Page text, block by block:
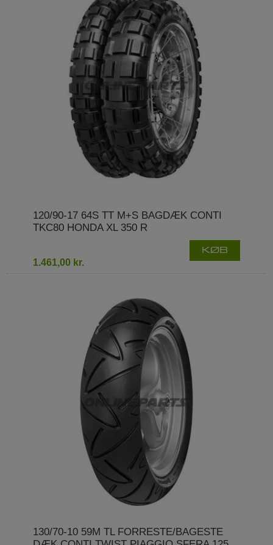
120/90-17 64S TT M+S BAGDÆK CONTI
TKC80 HONDA XL 350 R
1.461,00 kr.
KØB
130/70-10 59M TL FORRESTE/BAGESTE